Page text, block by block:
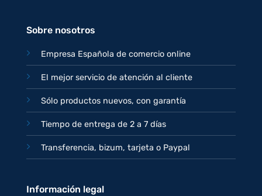
Sobre nosotros
Empresa Española de comercio online
El mejor servicio de atención al cliente
Sólo productos nuevos, con garantía
Tiempo de entrega de 2 a 7 días
Transferencia, bizum, tarjeta o Paypal
Información legal